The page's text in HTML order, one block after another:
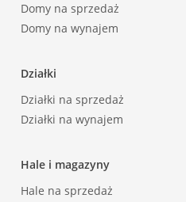
Domy na sprzedaż
Domy na wynajem
Działki
Działki na sprzedaż
Działki na wynajem
Hale i magazyny
Hale na sprzedaż